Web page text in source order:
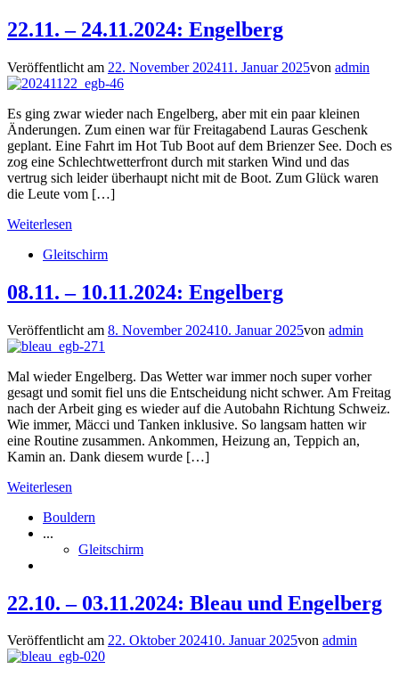
22.11. – 24.11.2024: Engelberg
Veröffentlicht am 22. November 202411. Januar 2025von admin
Es ging zwar wieder nach Engelberg, aber mit ein paar kleinen
Änderungen. Zum einen war für Freitagabend Lauras Geschenk
geplant. Eine Fahrt im Hot Tub Boot auf dem Brienzer See. Doch es
zog eine Schlechtwetterfront durch mit starken Wind und das
vertrug sich leider überhaupt nicht mit de Boot. Zum Glück waren
die Leute vom […]
Weiterlesen
Gleitschirm
08.11. – 10.11.2024: Engelberg
Veröffentlicht am 8. November 202410. Januar 2025von admin
Mal wieder Engelberg. Das Wetter war immer noch super vorher
gesagt und somit fiel uns die Entscheidung nicht schwer. Am Freitag
nach der Arbeit ging es wieder auf die Autobahn Richtung Schweiz.
Wie immer, Mäcci und Tanken inklusive. So langsam hatten wir
eine Routine zusammen. Ankommen, Heizung an, Teppich an,
Kamin an. Dank diesem wurde […]
Weiterlesen
Bouldern
...
Gleitschirm
22.10. – 03.11.2024: Bleau und Engelberg
Veröffentlicht am 22. Oktober 202410. Januar 2025von admin